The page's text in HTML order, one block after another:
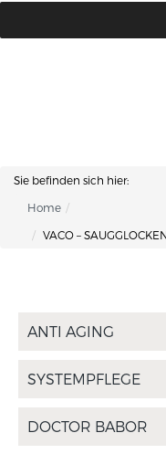
Sie befinden sich hier:
Home
VACO –
ANTI AGING
SYSTEMPFLEGE
DOCTOR BABOR